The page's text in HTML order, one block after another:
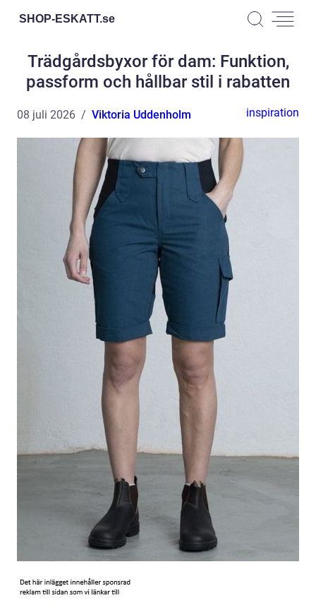
SHOP-ESKATT.se
Trädgårdsbyxor för dam: Funktion,
passform och hållbar stil i rabatten
08 juli 2026 Viktoria Uddenholm inspiration